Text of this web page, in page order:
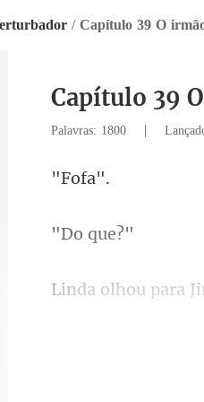
/ Capítulo 39 O
Capítulo 39
Palavras: 1800 |
of
qu